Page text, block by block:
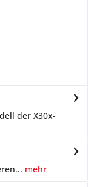
der X30x-
mehr